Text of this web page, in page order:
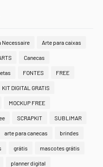
Necessaire Arte para caixas
Canecas
FONTES FREE
KIT DIGITAL GRATIS
MOCKUP FREE
SCRAPKIT SUBLIMAR
arte para canecas brindes
grátis mascotes grátis
planner digital